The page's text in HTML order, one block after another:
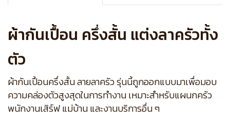
ผ้ากันเปื้อน ครึ่งสั้น แต่งลาครัวทั้ง
ตัว
ผ้ากันเปื้อนครึ่งสั้น ลายลาครัว รุ่นนี้ถูกออกแบบมาเพื่อมอบ
ความคล่องตัวสูงสุดในการทำงาน เหมาะสำหรับแผนกครัว
พนักงานเสิร์ฟ แม่บ้าน และงานบริการอื่น ๆ